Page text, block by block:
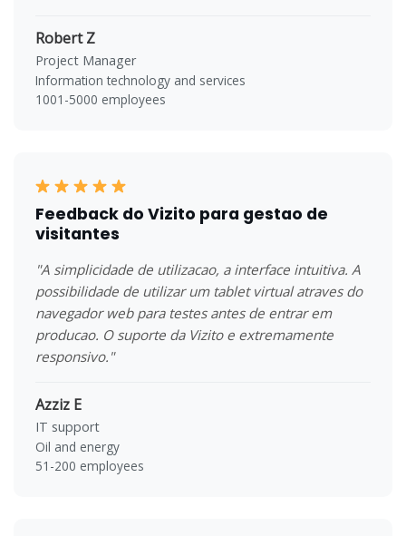
mesma gama de funcoes em condicoes tao
favoraveis (preco, suporte, abertura a mudancas)."
Robert Z
Project Manager
Information technology and services
1001-5000 employees
Feedback do Vizito para gestao de
visitantes
"A simplicidade de utilizacao, a interface intuitiva. A
possibilidade de utilizar um tablet virtual atraves do
navegador web para testes antes de entrar em
producao. O suporte da Vizito e extremamente
responsivo."
Azziz E
IT support
Oil and energy
51-200 employees